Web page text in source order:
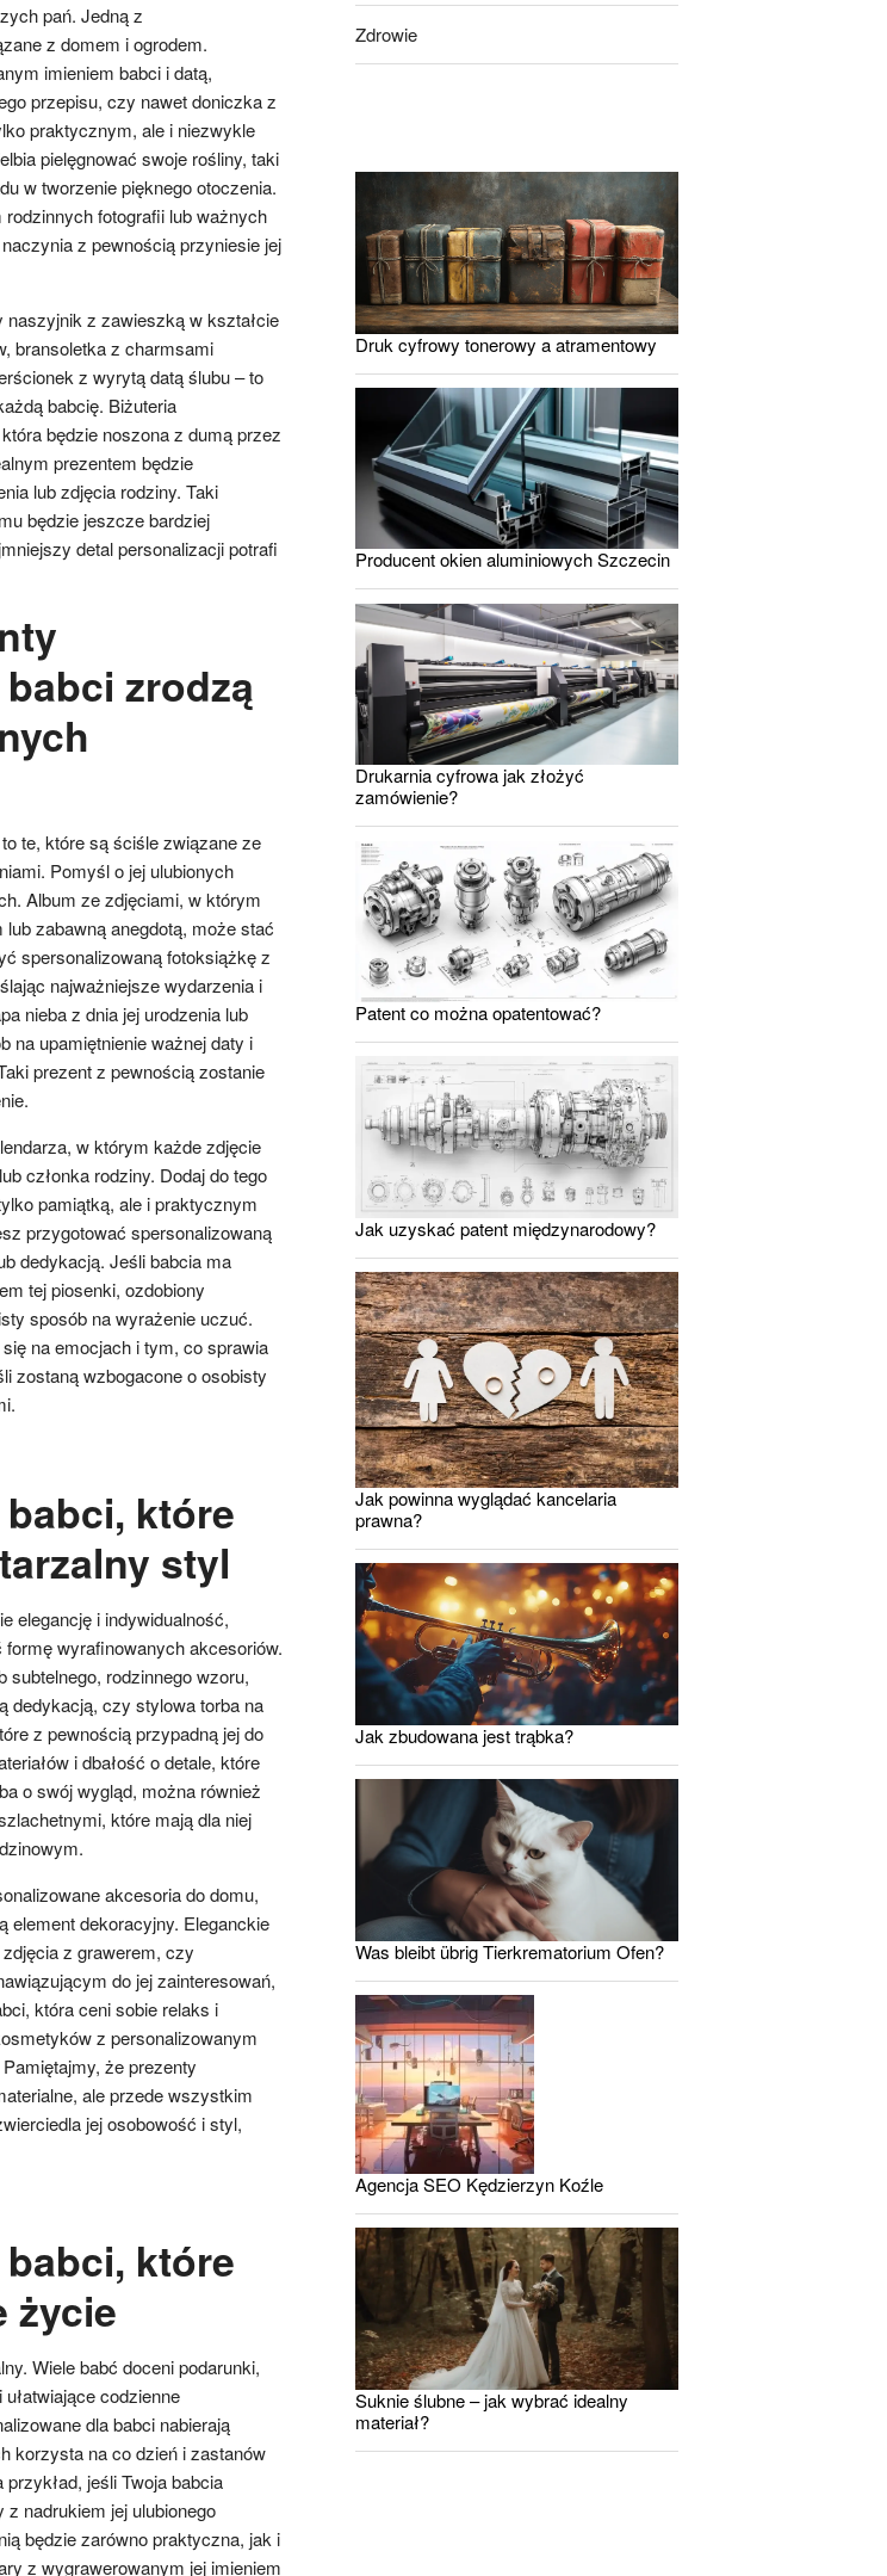
pań. Jedną z
z domem i ogrodem.
imieniem babci i datą,
przepisu, czy nawet doniczka z
praktycznym, ale i niezwykle
pielęgnować swoje rośliny, taki
w tworzenie pięknego otoczenia.
fotografii lub ważnych
z pewnością przyniesie jej
z zawieszką w kształcie
bransoletka z charmsami
z wyrytą datą ślubu – to
babcię. Biżuteria
będzie noszona z dumą przez
prezentem będzie
lub zdjęcia rodziny. Taki
będzie jeszcze bardziej
detal personalizacji potrafi
zrodzą
te, które są ściśle związane ze
Pomyśl o jej ulubionych
Album ze zdjęciami, w którym
zabawną anegdotą, może stać
spersonalizowaną fotoksiążkę z
najważniejsze wydarzenia i
nieba z dnia jej urodzenia lub
na upamiętnienie ważnej daty i
prezent z pewnością zostanie
w którym każde zdjęcie
członka rodziny. Dodaj do tego
pamiątką, ale i praktycznym
przygotować spersonalizowaną
dedykacją. Jeśli babcia ma
tej piosenki, ozdobiony
sposób na wyrażenie uczuć.
na emocjach i tym, co sprawia
zostaną wzbogacone o osobisty
które
styl
elegancję i indywidualność,
wyrafinowanych akcesoriów.
subtelnego, rodzinnego wzoru,
dedykacją, czy stylowa torba na
z pewnością przypadną jej do
i dbałość o detale, które
o swój wygląd, można również
które mają dla niej
akcesoria do domu,
element dekoracyjny. Eleganckie
z grawerem, czy
do jej zainteresowań,
która ceni sobie relaks i
z personalizowanym
że prezenty
ale przede wszystkim
jej osobowość i styl,
które
życie
Wiele babć doceni podarunki,
codzienne
dla babci nabierają
korzysta na co dzień i zastanów
jeśli Twoja babcia
nadrukiem jej ulubionego
będzie zarówno praktyczna, jak i
z wygrawerowanym jej imieniem
Zdrowie
Druk cyfrowy tonerowy a atramentowy
Producent okien aluminiowych Szczecin
Drukarnia cyfrowa jak złożyć
zamówienie?
Patent co można opatentować?
Jak uzyskać patent międzynarodowy?
Jak powinna wyglądać kancelaria
prawna?
Jak zbudowana jest trąbka?
Was bleibt übrig Tierkrematorium Ofen?
Agencja SEO Kędzierzyn Koźle
Suknie ślubne – jak wybrać idealny
materiał?